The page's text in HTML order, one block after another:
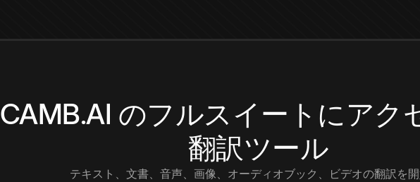
CAMB.AI のフルスイートにアク
翻訳ツール
テキスト、文書、音声、画像、オーディオブック、ビデオの翻訳を